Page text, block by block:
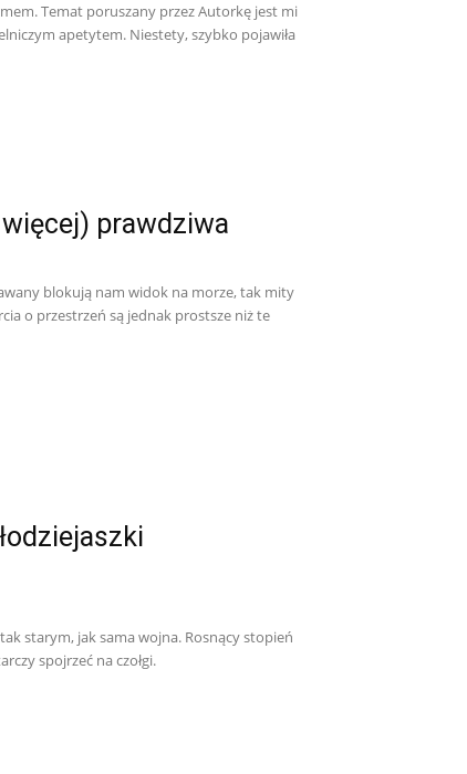
Temat poruszany przez Autorkę jest mi
apetytem. Niestety, szybko pojawiła
prawdziwa
blokują nam widok na morze, tak mity
o przestrzeń są jednak prostsze niż te
starym, jak sama wojna. Rosnący stopień
spojrzeć na czołgi.